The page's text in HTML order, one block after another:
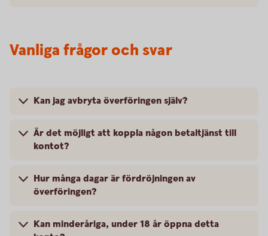
Vanliga frågor och svar
Kan jag avbryta överföringen själv?
Är det möjligt att koppla någon betaltjänst till
kontot?
Hur många dagar är fördröjningen av
överföringen?
Kan minderåriga, under 18 år öppna detta